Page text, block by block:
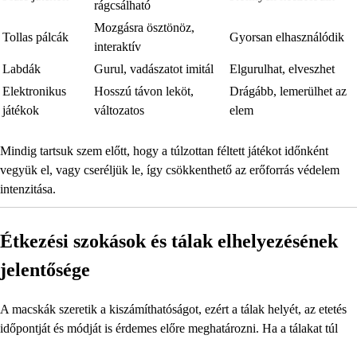
rágcsálható
Tollas pálcák
Mozgásra ösztönöz,
interaktív
Gyorsan elhasználódik
Labdák Gurul, vadászatot imitál
Elgurulhat, elveszhet
Elektronikus
játékok
Hosszú távon leköt,
változatos
Drágább, lemerülhet az
elem
Mindig tartsuk szem előtt, hogy a túlzottan féltett játékot időnként
vegyük el, vagy cseréljük le, így csökkenthető az erőforrás védelem
intenzitása.
Étkezési szokások és tálak elhelyezésének
jelentősége
A macskák szeretik a kiszámíthatóságot, ezért a tálak helyét, az etetés
időpontját és módját is érdemes előre meghatározni. Ha a tálakat túl